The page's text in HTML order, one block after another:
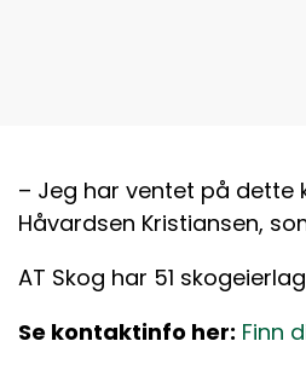
– Jeg har ventet på dette
Håvardsen Kristiansen,
AT Skog har 51
Se kontaktinfo her: Finn